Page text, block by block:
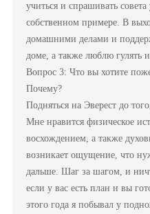
учиться и спрашивать
собственном примере. В
домашними делами и
доме, а также люблю гулять
Вопрос 3: Что вы хотите
Почему?
Подняться на Эверест до
Мне нравится физическое
восхождением, а также
возникает ощущение, что
дальше. Шаг за шагом, и
если у вас есть план и вы
этого года я побывал у